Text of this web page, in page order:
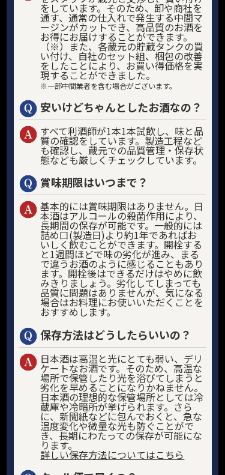
をしています。そのため、卸や商社を
通す、通常の仕入れで発生する中間マ
ージンがカットでき、高品質のお酒を
お得にお届けすることができます。
（※）また、各蔵元の貯蔵タンクの買
い付け、自社のセット組、梱包の改善
をしたことにより、お買い得価格を実
現することができました。
※一部中間業者を含む場合がございます。
安いけどちゃんとしたお酒なの？
すべて利酒師が1本1本試飲し、味と品
質の確認をしています。製造工程など
も確認し、蔵元での品質管理・保存状
態なども厳しくチェックしています。
賞味期限はいつまで？
基本的には賞味期限はありません。日
本酒はアルコールの殺菌作用により、
長期間の保存が可能です。一般的には
詰め口(製造日)より約1年であればお
いしく飲むことができます。開栓する
と1週間ほどで味の劣化が進み、まる
で違うお酒のように感じることもあり
ます。開栓後はできるだけはやめに飲
みきりましょう。劣化してしまっても
品質に問題はありませんが、気になる
場合はお料理にお使いいただくことを
おすすめします。
保存方法はどうしたらいいの？
日本酒は高温と光にとても弱い、デリ
ケートなお酒です。そのため、高温な
場所で保管したり光を浴びてしまうと
劣化を早めることになりかねません。
日本酒の理想的な保管場所としては冷
蔵庫や冷暗所が挙げられます。さら
に、新聞紙などに包んでおくと、急な
温度変化や微量な光も防ぐことがで
き、長期にわたっての保存が可能にな
ります。
詳しい保存方法についてはこちら